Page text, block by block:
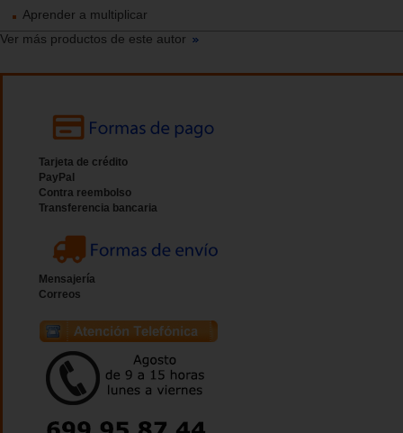
Aprender a multiplicar
Ver más productos de este autor
Tarjeta de crédito
PayPal
Contra reembolso
Transferencia bancaria
Mensajería
Correos